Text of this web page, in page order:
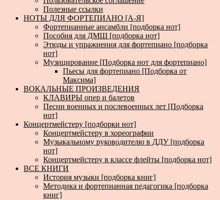
Полезные ссылки
НОТЫ ДЛЯ ФОРТЕПИАНО [А-Я]
Фортепианные ансамбли [подборка нот]
Пособия для ДМШ [подборка нот]
Этюды и упражнения для фортепиано [подборка
нот]
Музицирование [Подборка нот для фортепиано]
Пьесы для фортепиано [Подборка от
Максима]
ВОКАЛЬНЫЕ ПРОИЗВЕДЕНИЯ
КЛАВИРЫ опер и балетов
Песни военных и послевоенных лет [Подборка
нот]
Концертмейстеру [подборки нот]
Концертмейстеру в хореографии
Музыкальному руководителю в ДДУ [подборка
нот]
Концертмейстеру в классе флейты [подборка нот]
ВСЕ КНИГИ
История музыки [подборка книг]
Методика и фортепианная педагогика [подборка
книг]